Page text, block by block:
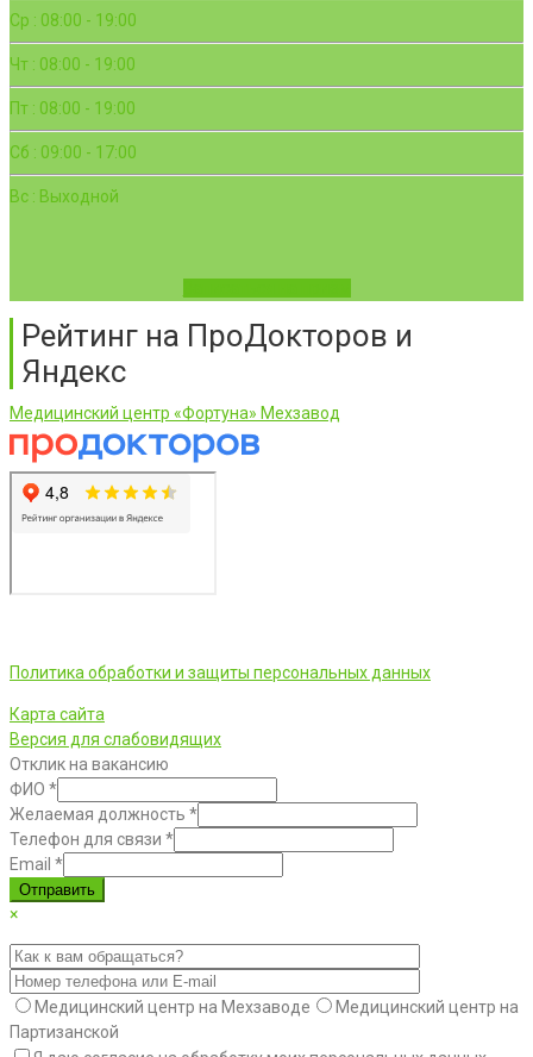
Ср : 08:00 - 19:00
Чт : 08:00 - 19:00
Пт : 08:00 - 19:00
Сб : 09:00 - 17:00
Вс : Выходной
Рейтинг на ПроДокторов и
Яндекс
Медицинский центр «Фортуна» Мехзавод
Политика обработки и защиты персональных данных
Карта сайта
Версия для слабовидящих
Отклик на вакансию
ФИО *
Желаемая должность *
Телефон для связи *
Email *
Отправить
×
Медицинский центр на Мехзаводе
Медицинский центр на
Партизанской